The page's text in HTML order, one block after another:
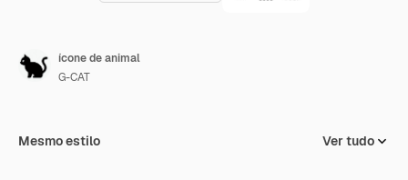
ícone de animal
G-CAT
Mesmo estilo Ver tudo